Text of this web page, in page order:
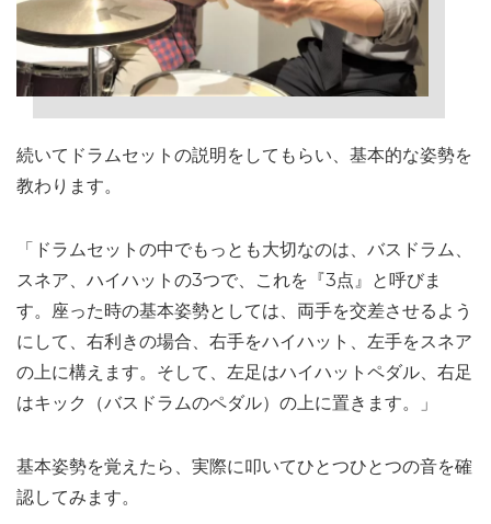
続いてドラムセットの説明をしてもらい、基本的な姿勢を
教わります。
「ドラムセットの中でもっとも大切なのは、バスドラム、
スネア、ハイハットの3つで、これを『3点』と呼びま
す。座った時の基本姿勢としては、両手を交差させるよう
にして、右利きの場合、右手をハイハット、左手をスネア
の上に構えます。そして、左足はハイハットペダル、右足
はキック（バスドラムのペダル）の上に置きます。」
基本姿勢を覚えたら、実際に叩いてひとつひとつの音を確
認してみます。